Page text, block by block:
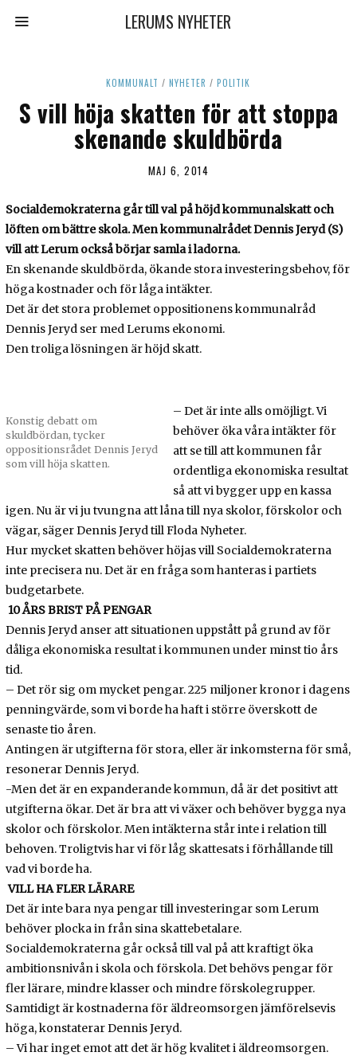
LERUMS NYHETER
KOMMUNALT / NYHETER / POLITIK
S vill höja skatten för att stoppa
skenande skuldbörda
MAJ 6, 2014
Socialdemokraterna går till val på höjd kommunalskatt och
löften om bättre skola. Men kommunalrådet Dennis Jeryd (S)
vill att Lerum också börjar samla i ladorna.
En skenande skuldbörda, ökande stora investeringsbehov, för
höga kostnader och för låga intäkter.
Det är det stora problemet oppositionens kommunalråd
Dennis Jeryd ser med Lerums ekonomi.
Den troliga lösningen är höjd skatt.
Konstig debatt om
skuldbördan, tycker
oppositionsrådet Dennis Jeryd
som vill höja skatten.
– Det är inte alls omöjligt. Vi
behöver öka våra intäkter för
att se till att kommunen får
ordentliga ekonomiska resultat
så att vi bygger upp en kassa
igen. Nu är vi ju tvungna att låna till nya skolor, förskolor och
vägar, säger Dennis Jeryd till Floda Nyheter.
Hur mycket skatten behöver höjas vill Socialdemokraterna
inte precisera nu. Det är en fråga som hanteras i partiets
budgetarbete.
10 ÅRS BRIST PÅ PENGAR
Dennis Jeryd anser att situationen uppstått på grund av för
dåliga ekonomiska resultat i kommunen under minst tio års
tid.
– Det rör sig om mycket pengar. 225 miljoner kronor i dagens
penningvärde, som vi borde ha haft i större överskott de
senaste tio åren.
Antingen är utgifterna för stora, eller är inkomsterna för små,
resonerar Dennis Jeryd.
-Men det är en expanderande kommun, då är det positivt att
utgifterna ökar. Det är bra att vi växer och behöver bygga nya
skolor och förskolor. Men intäkterna står inte i relation till
behoven. Troligtvis har vi för låg skattesats i förhållande till
vad vi borde ha.
VILL HA FLER LÄRARE
Det är inte bara nya pengar till investeringar som Lerum
behöver plocka in från sina skattebetalare.
Socialdemokraterna går också till val på att kraftigt öka
ambitionsnivån i skola och förskola. Det behövs pengar för
fler lärare, mindre klasser och mindre förskolegrupper.
Samtidigt är kostnaderna för äldreomsorgen jämförelsevis
höga, konstaterar Dennis Jeryd.
– Vi har inget emot att det är hög kvalitet i äldreomsorgen.